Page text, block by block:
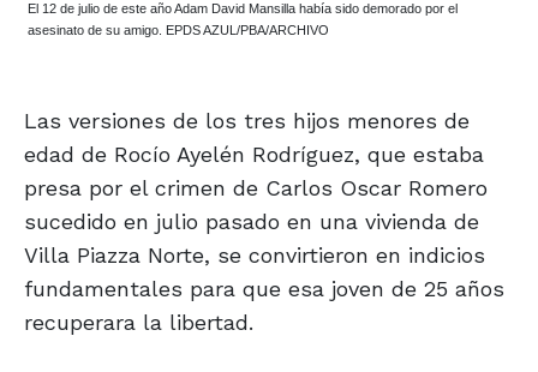
El 12 de julio de este año Adam David Mansilla había sido demorado por el
asesinato de su amigo. EPDS AZUL/PBA/ARCHIVO
Las versiones de los tres hijos menores de
edad de Rocío Ayelén Rodríguez, que estaba
presa por el crimen de Carlos Oscar Romero
sucedido en julio pasado en una vivienda de
Villa Piazza Norte, se convirtieron en indicios
fundamentales para que esa joven de 25 años
recuperara la libertad.